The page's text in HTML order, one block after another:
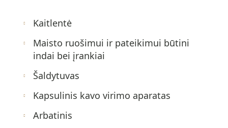
Kaitlentė
Maisto ruošimui ir pateikimui būtini
indai bei įrankiai
Šaldytuvas
Kapsulinis kavo virimo aparatas
Arbatinis